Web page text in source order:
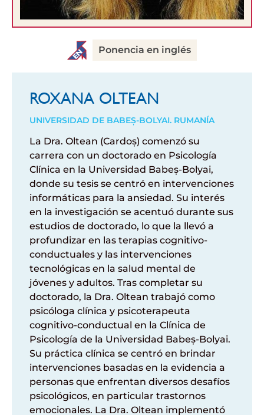
Ponencia en inglés
ROXANA OLTEAN
UNIVERSIDAD DE BABEȘ-BOLYAI. RUMANÍA
La Dra. Oltean (Cardoș) comenzó su
carrera con un doctorado en Psicología
Clínica en la Universidad Babeș-Bolyai,
donde su tesis se centró en intervenciones
informáticas para la ansiedad. Su interés
en la investigación se acentuó durante sus
estudios de doctorado, lo que la llevó a
profundizar en las terapias cognitivo-
conductuales y las intervenciones
tecnológicas en la salud mental de
jóvenes y adultos. Tras completar su
doctorado, la Dra. Oltean trabajó como
psicóloga clínica y psicoterapeuta
cognitivo-conductual en la Clínica de
Psicología de la Universidad Babeș-Bolyai.
Su práctica clínica se centró en brindar
intervenciones basadas en la evidencia a
personas que enfrentan diversos desafíos
psicológicos, en particular trastornos
emocionales. La Dra. Oltean implementó